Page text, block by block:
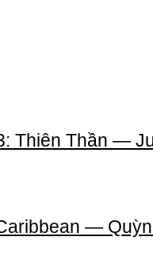
Thiên Thần —
—